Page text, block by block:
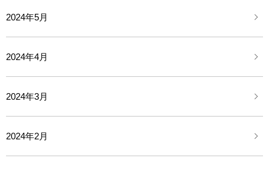
2024年5月
2024年4月
2024年3月
2024年2月